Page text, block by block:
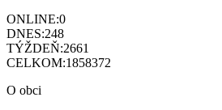
ONLINE:0
DNES:248
TÝŽDEŇ:2661
CELKOM:1858372
O obci